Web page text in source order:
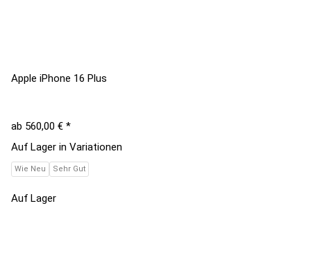
Apple iPhone 16 Plus
ab 560,00 € *
Auf Lager in Variationen
Wie Neu Sehr Gut
Auf Lager